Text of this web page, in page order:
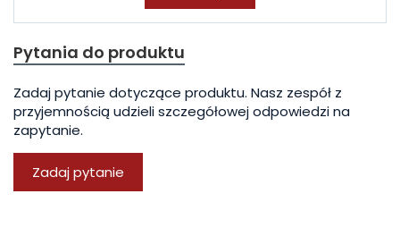
Pytania do produktu
Zadaj pytanie dotyczące produktu. Nasz zespół z
przyjemnością udzieli szczegółowej odpowiedzi na
zapytanie.
Zadaj pytanie